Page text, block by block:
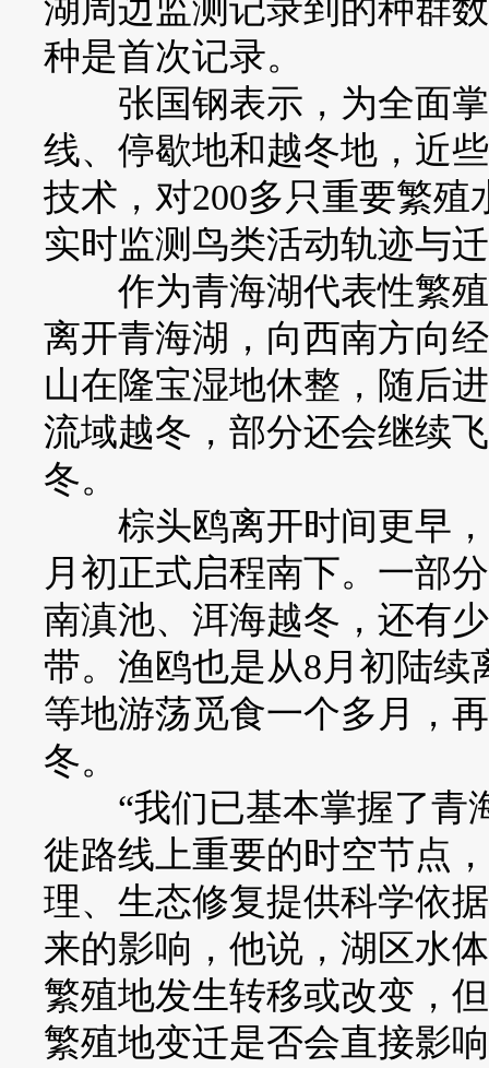
湖周边监测记录到的种群
种是首次记录。
张国钢表示，为全面掌
线、停歇地和越冬地，近
技术，对200多只重要繁
实时监测鸟类活动轨迹与
作为青海湖代表性繁殖
离开青海湖，向西南方向
山在隆宝湿地休整，随后
流域越冬，部分还会继续
冬。
棕头鸥离开时间更早，
月初正式启程南下。一部
南滇池、洱海越冬，还有
带。渔鸥也是从8月初陆
等地游荡觅食一个多月，
冬。
“我们已基本掌握了青
徙路线上重要的时空节点
理、生态修复提供科学依
来的影响，他说，湖区水
繁殖地发生转移或改变，
繁殖地变迁是否会直接影